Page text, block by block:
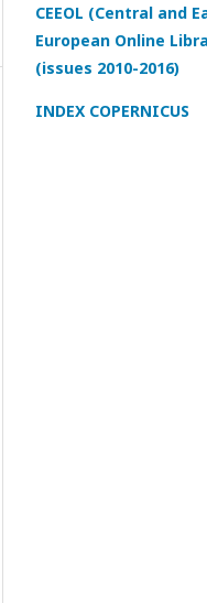
CEEOL (Central and
European Online
(issues 2010-2016)
INDEX COPERNICUS